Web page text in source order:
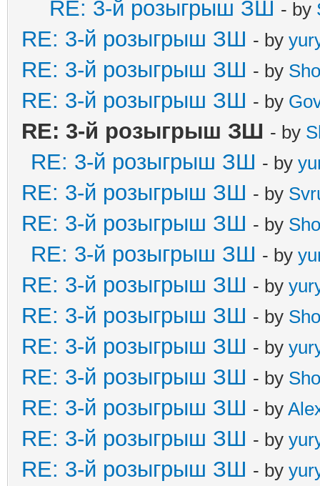
RE: 3-й розыгрыш ЗШ - by
RE: 3-й розыгрыш ЗШ - by
RE: 3-й розыгрыш ЗШ - by
RE: 3-й розыгрыш ЗШ - by
RE: 3-й розыгрыш ЗШ - by
RE: 3-й розыгрыш ЗШ - by
RE: 3-й розыгрыш ЗШ - by
RE: 3-й розыгрыш ЗШ - by
RE: 3-й розыгрыш ЗШ - by
RE: 3-й розыгрыш ЗШ - by
RE: 3-й розыгрыш ЗШ - by
RE: 3-й розыгрыш ЗШ - by
RE: 3-й розыгрыш ЗШ - by
RE: 3-й розыгрыш ЗШ - by
RE: 3-й розыгрыш ЗШ - by
RE: 3-й розыгрыш ЗШ - by